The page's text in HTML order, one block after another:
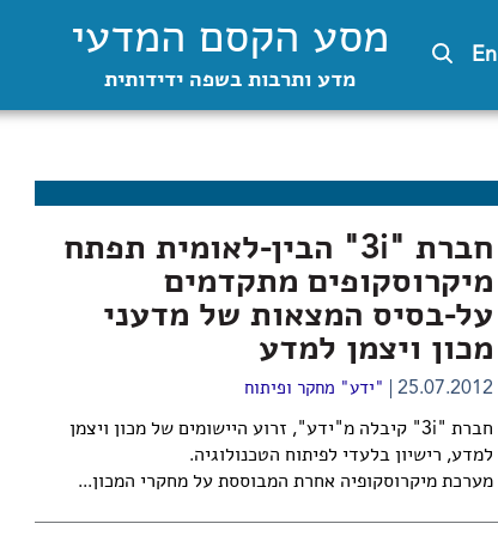
En מסע הקסם המדעי
מדע ותרבות בשפה ידידותית
חברת "3i" הבין-לאומית תפתח
מיקרוסקופים מתקדמים
על-בסיס המצאות של מדעני
מכון ויצמן למדע
25.07.2012 "ידע" מחקר ופיתוח
חברת "3i" קיבלה מ"ידע", זרוע היישומים של מכון ויצמן
למדע, רישיון בלעדי לפיתוח הטכנולוגיה.
מערכת מיקרוסקופיה אחרת המבוססת על מחקרי המכון...